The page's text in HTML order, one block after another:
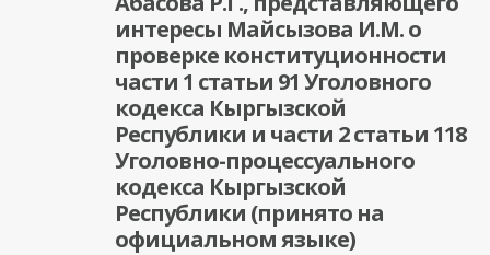
интересы Майсызова И.М. о
проверке конституционности
части 1 статьи 91 Уголовного
кодекса Кыргызской
Республики и части 2 статьи 118
Уголовно-процессуального
кодекса Кыргызской
Республики (принято на
официальном языке)